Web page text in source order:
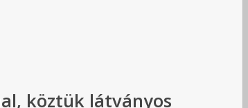
köztük látványos